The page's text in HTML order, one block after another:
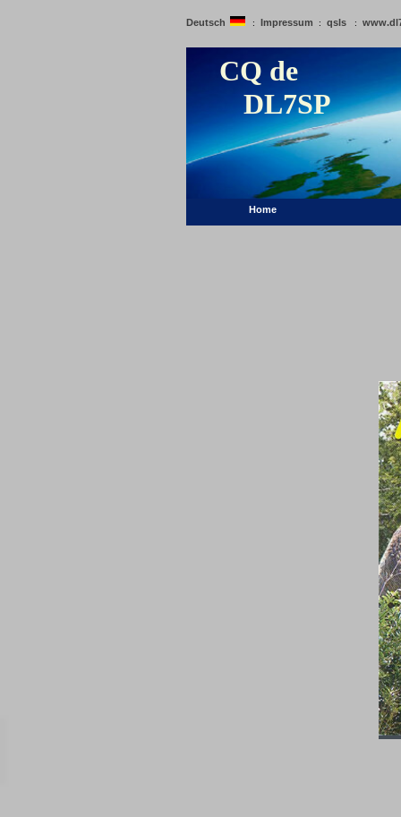
Deutsch : Impressum : qsls :
CQ de
DL7SP
Home